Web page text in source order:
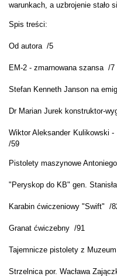
warunkach, a uzbrojenie stało
Spis treści:
Od autora /5
EM-2 - zmarnowana szansa /7
Stefan Kenneth Janson na
Dr Marian Jurek konstruktor-
Wiktor Aleksander Kulikowski -
/59
Pistolety maszynowe
"Peryskop do KB" gen.
Karabin ćwiczeniowy "Swift" /
Granat ćwiczebny /91
Tajemnicze pistolety z
Strzelnica por. Wacława